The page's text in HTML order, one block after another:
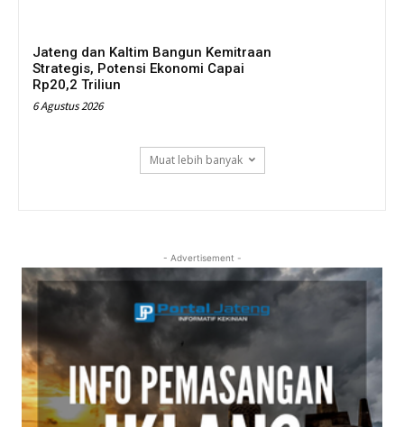
Jateng dan Kaltim Bangun Kemitraan
Strategis, Potensi Ekonomi Capai
Rp20,2 Triliun
6 Agustus 2026
Muat lebih banyak
- Advertisement -